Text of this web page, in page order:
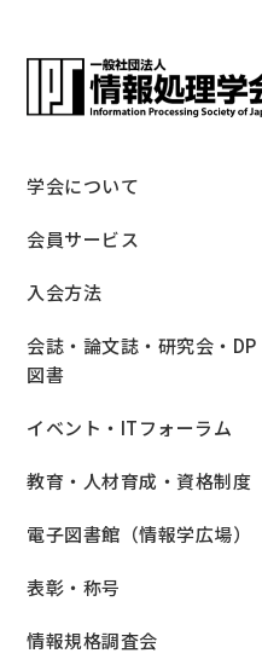
学会について
会員サービス
入会方法
会誌・論文誌・研究会・DP
図書
イベント・ITフォーラム
教育・人材育成・資格制度
電子図書館（情報学広場）
表彰・称号
情報規格調査会